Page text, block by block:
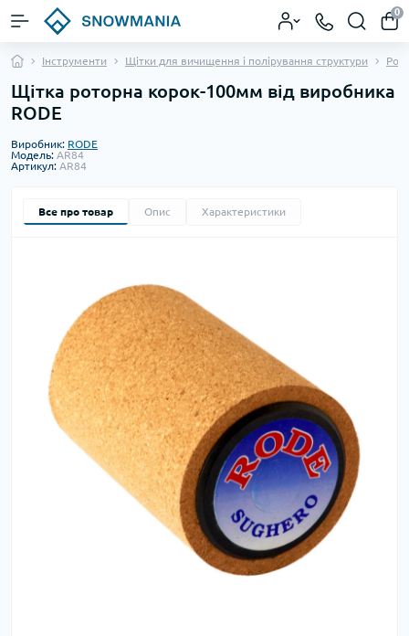
0
Інструменти Щітки для вичищення і полірування структури
Щітка роторна корок-100мм від виробника
RODE
Виробник: RODE
Модель: AR84
Артикул: AR84
Все про товар Опис Характеристики